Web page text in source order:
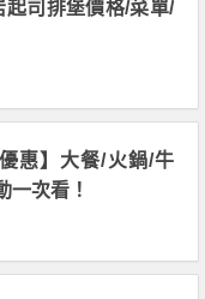
起司排堡價格/菜單/
惠】大餐/火鍋/牛
一次看！